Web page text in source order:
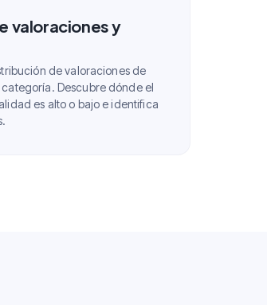
valoraciones y
de valoraciones de
Descubre dónde el
es alto o bajo e identifica